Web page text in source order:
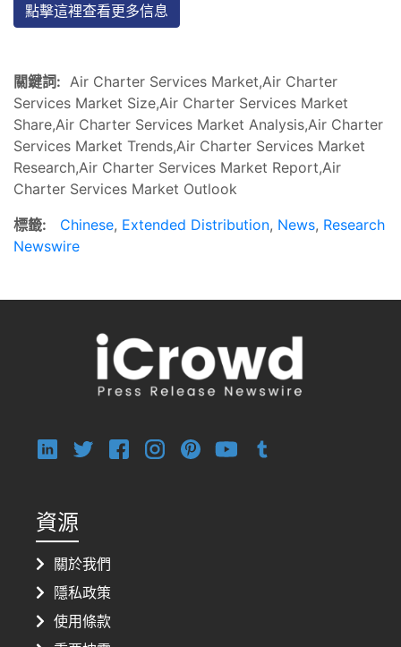
點擊這裡查看更多信息
關鍵詞: Air Charter Services Market,Air Charter
Services Market Size,Air Charter Services Market
Share,Air Charter Services Market Analysis,Air Charter
Services Market Trends,Air Charter Services Market
Research,Air Charter Services Market Report,Air
Charter Services Market Outlook
標籤:
Chinese, Extended Distribution, News, Research
Newswire
資源
關於我們
隱私政策
使用條款